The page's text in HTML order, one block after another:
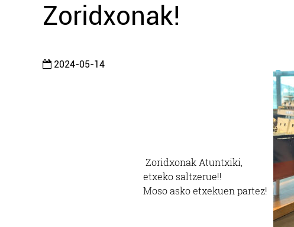
Zoridxonak!
2024-05-14
Zoridxonak Atuntxiki,
etxeko saltzerue!!
Moso asko etxekuen partez!